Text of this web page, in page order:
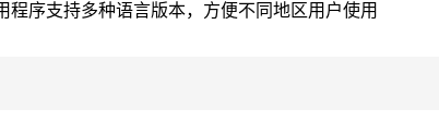
序支持多种语言版本，方便不同地区用户使用